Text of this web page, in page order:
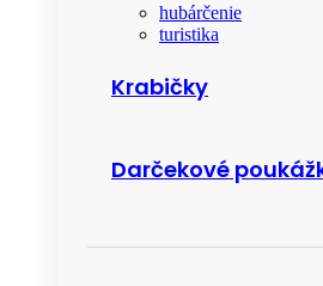
hubárčenie
turistika
Krabičky
Darčekové